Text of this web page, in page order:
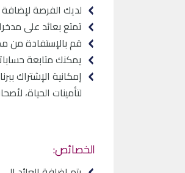
لديك الفرصة لإضافة
تمتع بعائد على
قم بالإستفادة من
يمكنك متابعة
لتأمينات الحياة،
الخصائص: